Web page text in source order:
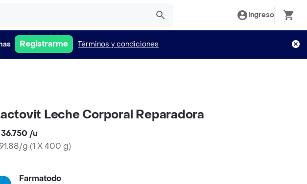
Ingreso
Registrarme Términos y condiciones
Leche Corporal Reparadora
/u
g (1 X 400 g)
Farmatodo